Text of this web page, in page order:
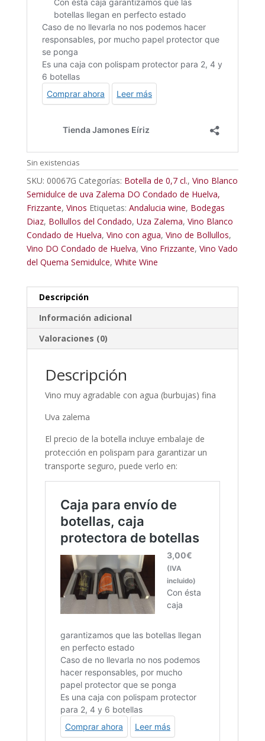
Sin existencias
SKU: 00067G Categorías: Botella de 0,7 cl., Vino Blanco
Semidulce de uva Zalema DO Condado de Huelva,
Frizzante, Vinos Etiquetas: Andalucia wine, Bodegas
Diaz, Bollullos del Condado, Uza Zalema, Vino Blanco
Condado de Huelva, Vino con agua, Vino de Bollullos,
Vino DO Condado de Huelva, Vino Frizzante, Vino Vado
del Quema Semidulce, White Wine
Descripción
Información adicional
Valoraciones (0)
Descripción
Vino muy agradable con agua (burbujas) fina
Uva zalema
El precio de la botella incluye embalaje de
protección en polispam para garantizar un
transporte seguro, puede verlo en: